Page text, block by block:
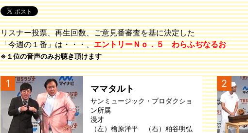
リスナー投票、再生回数、ご意見番審査を基に決定した
「今週の１番」は・・・、エントリーＮｏ．５ わらふぢなるお
※１位の音声のみお聴き頂けます
1 ママタルト
サンミュージック・プロダクショ
ン所属
漫才
（左）檜原洋平 （右）粕谷明弘
2